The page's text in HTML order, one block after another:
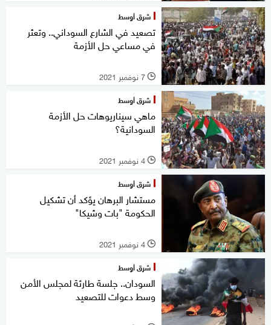
شرق أوسط
تصعيد في الشارع السوداني.. وتعثر
في مساعي حل الأزمة
l 7 نوفمبر 2021
شرق أوسط
ماهي سيناريوهات حل الأزمة
السودانية؟
l 4 نوفمبر 2021
شرق أوسط
مستشار البرهان يؤكد أن تشكيل
الحكومة "بات وشيكا"
l 4 نوفمبر 2021
شرق أوسط
السودان.. جلسة طارئة لمجلس الأمن
وسط دعوات للتصعيد